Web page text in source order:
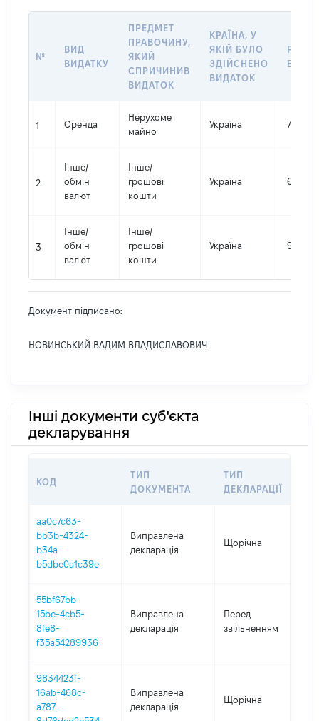
№
ВИД
ВИДАТКУ
ПРЕДМЕТ
ПРАВОЧИНУ,
ЯКИЙ
СПРИЧИНИВ
ВИДАТОК
КРАЇНА, У
ЯКІЙ БУЛО
ЗДІЙСНЕНО
ВИДАТОК
1 Оренда
Нерухоме
майно
Україна 761900
2
Інше/
обмін
валют
Інше/
грошові
кошти
Україна 602372
3
Інше/
обмін
валют
Інше/
грошові
кошти
Україна 908544
Документ підписано:
НОВИНСЬКИЙ ВАДИМ ВЛАДИСЛАВОВИЧ
Інші документи суб'єкта
декларування
КОД
ТИП
ДОКУМЕНТА
ТИП
ДЕКЛАРАЦІЇ
aa0c7c63-
bb3b-4324-
b34a-
b5dbe0a1c39e
Виправлена
декларація
Щорічна
55bf67bb-
15be-4cb5-
8fe8-
f35a54289936
Виправлена
декларація
Перед
звільненням
9834423f-
16ab-468c-
a787-
Виправлена
декларація
Щорічна